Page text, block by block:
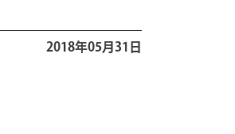
2018年05月31日